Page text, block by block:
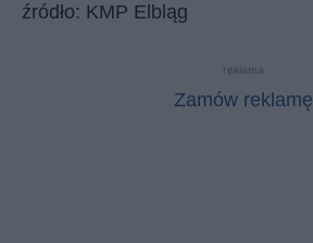
źródło: KMP Elbląg
reklama
Zamów reklamę